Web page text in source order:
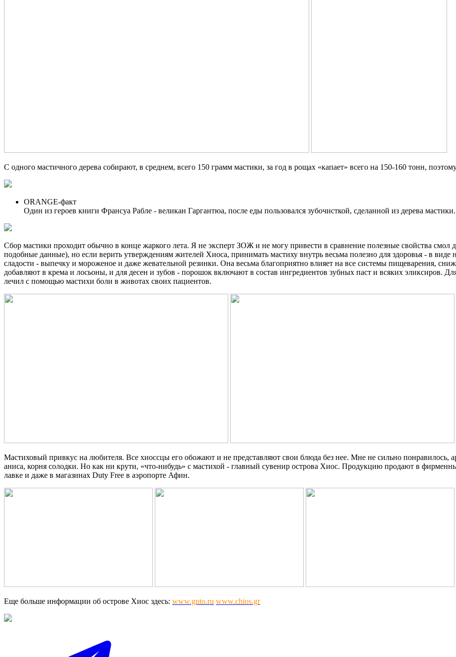
С одного мастичного дерева собирают, в среднем, всего 150 грамм мастики, за год в рощах «капает» всего на 150-160 тонн,
ORANGE-факт
Один из героев книги Франсуа Рабле - великан Гаргантюа, после еды пользовался зубочисткой, сделанной из дерева
Сбор мастики проходит обычно в конце жаркого лета. Я не эксперт ЗОЖ и не могу привести в сравнение полезные свойства смол
подобные данные), но если верить утверждениям жителей Хиоса, принимать мастиху внутрь весьма полезно для здоровья - в
сладости - выпечку и мороженое и даже жевательной резинки. Она весьма благоприятно влияет на все системы пищеварения,
добавляют в крема и лосьоны, и для десен и зубов - порошок включают в состав ингредиентов зубных паст и всяких эликсиров.
лечил с помощью мастихи боли в животах своих пациентов.
Мастиховый привкус на любителя. Все хиоссцы его обожают и не представляют свои блюда без нее. Мне не сильно понравилось,
аниса, корня солодки. Но как ни крути, «что-нибудь» с мастихой - главный сувенир острова Хиос. Продукцию продают в
лавке и даже в магазинах Duty Free в аэропорте Афин.
Еще больше информации об острове Хиос здесь: www.gnto.ru www.chios.gr